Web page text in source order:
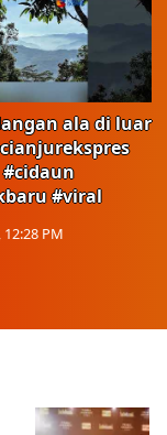
ala di luar
#viral
12:28 PM